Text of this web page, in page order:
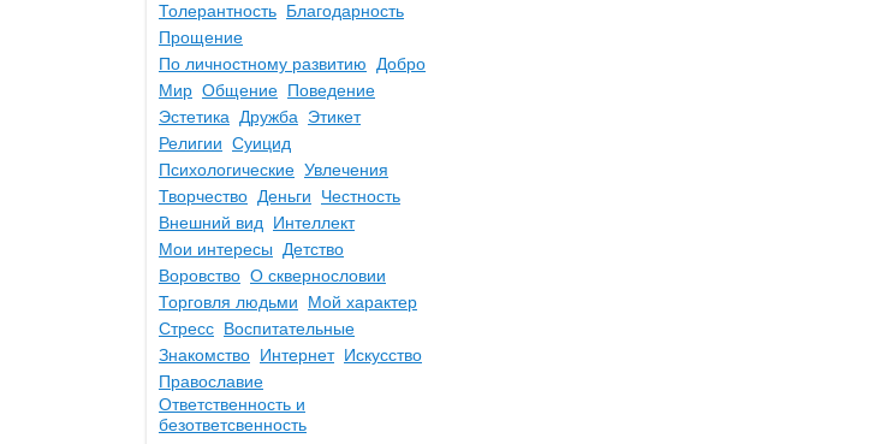
Толерантность Благодарность
Прощение
По личностному развитию
Добро
Мир Общение Поведение
Эстетика
Дружба
Этикет
Религии Суицид
Психологические Увлечения
Творчество Деньги
Честность
Внешний вид
Интеллект
Мои интересы
Детство
Воровство О сквернословии
Торговля людьми
Мой характер
Стресс Воспитательные
Знакомство Интернет Искусство
Православие
Ответственность и
безответсвенность